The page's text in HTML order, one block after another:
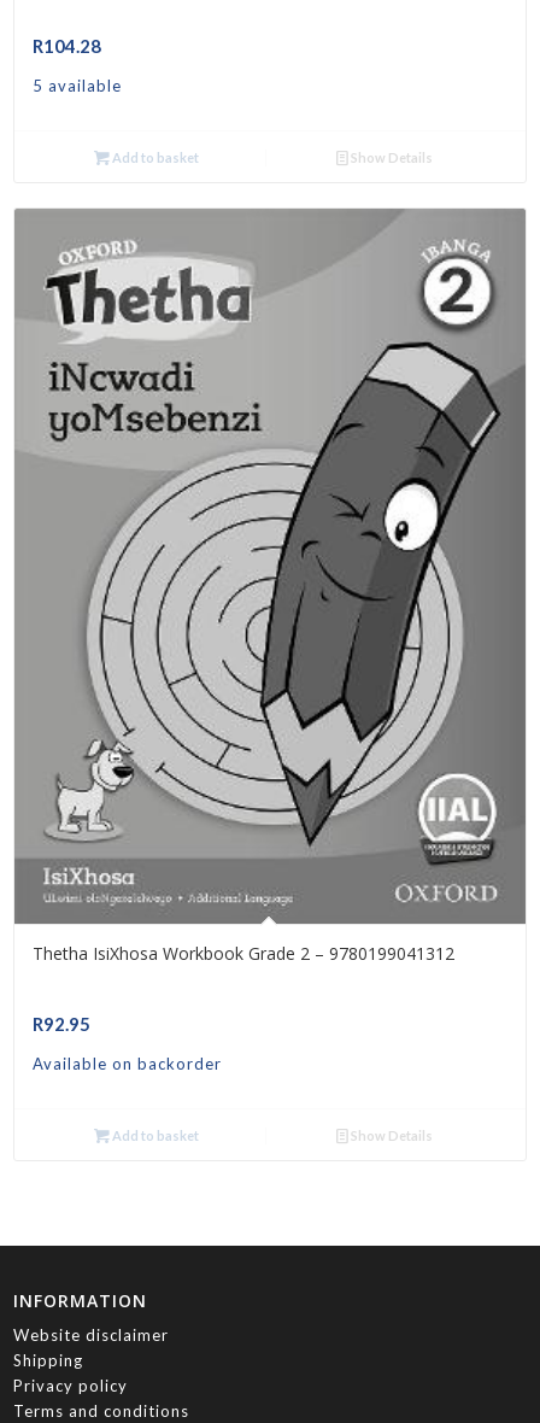
R104.28
5 available
Add to basket Show Details
Thetha IsiXhosa Workbook Grade 2 – 9780199041312
R92.95
Available on backorder
Add to basket Show Details
INFORMATION
Website disclaimer
Shipping
Privacy policy
Terms and conditions